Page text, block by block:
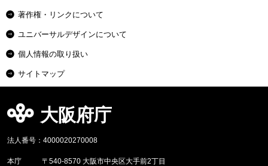
著作権・リンクについて
ユニバーサルデザインについて
個人情報の取り扱い
サイトマップ
大阪府庁
法人番号：4000020270008
本庁
〒540-8570 大阪市中央区大手前2丁目